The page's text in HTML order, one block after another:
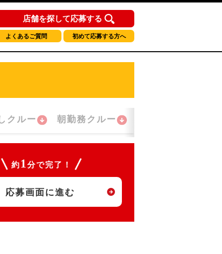
店舗を探して応募する
よくあるご質問 初めて応募する方へ
クルー 朝勤務クルー
約 1 分で完了！
応募画面に進む